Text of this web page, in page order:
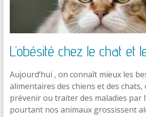
L’obésité chez le chat et
Aujourd’hui , on connaît mieux les
alimentaires des chiens et des chats,
prévenir ou traiter des maladies par
pourtant nos animaux grossissent